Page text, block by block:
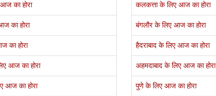
का होरा
का होरा
का होरा
आज का होरा
आज का होरा
कलकत्ता के लिए आज का होरा
बंगलौर के लिए आज का होरा
हैदराबाद के लिए आज का होरा
अहमदाबाद के लिए आज का होरा
पुणे के लिए आज का होरा